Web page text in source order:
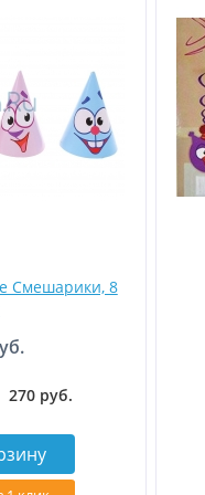
Смешарики, 8
270 руб.